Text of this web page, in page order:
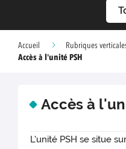
Accueil Rubriques
Accès à l'unité PSH
Accès à
L'unité PSH se situe